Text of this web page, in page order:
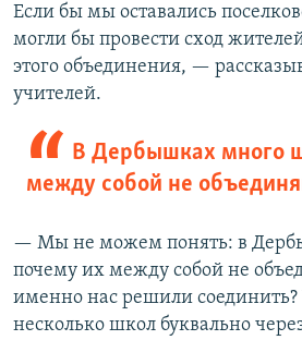
Если бы мы оставались
могли бы провести сход
этого объединения, —
учителей.
В Дербышках много
между собой не
— Мы не можем понять: в
почему их между собой не
именно нас решили
несколько школ буквально